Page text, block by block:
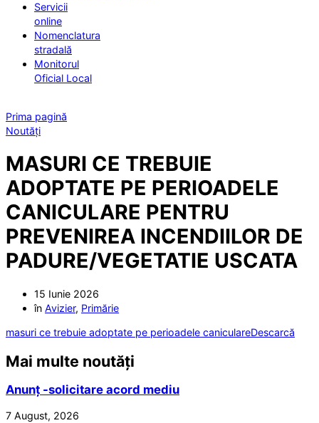
Servicii
online
Nomenclatura
stradală
Monitorul
Oficial Local
Prima pagină
Noutăți
MASURI CE TREBUIE
ADOPTATE PE PERIOADELE
CANICULARE PENTRU
PREVENIREA INCENDIILOR DE
PADURE/VEGETATIE USCATA
15 Iunie 2026
în Avizier, Primărie
masuri ce trebuie adoptate pe perioadele caniculareDescarcă
Mai multe noutăți
Anunț -solicitare acord mediu
7 August, 2026